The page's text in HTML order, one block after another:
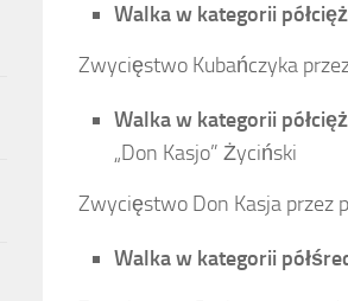
Walka w kategorii
Zwycięstwo Kubańczyka
Walka w kategorii
„Don Kasjo” Życiński
Zwycięstwo Don Kasja przez
Walka w kategorii